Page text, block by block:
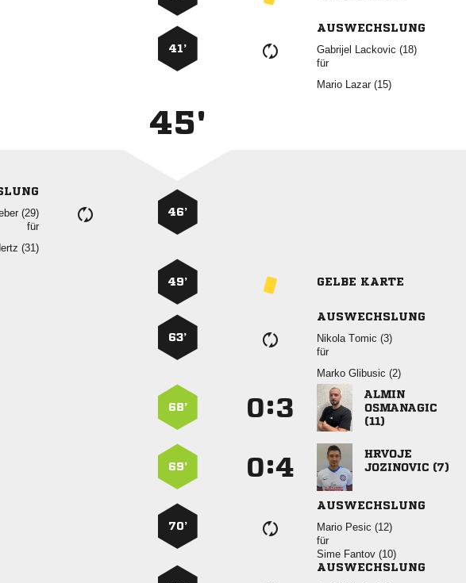
41’
AUSWECHSLUNG
  
für
  
45'

für

46’
49’ GELBE KARTE
63’
AUSWECHSLUNG
  
für
  
68’ :



69’ :

 
70’
AUSWECHSLUNG
  
für
  
AUSWECHSLUNG